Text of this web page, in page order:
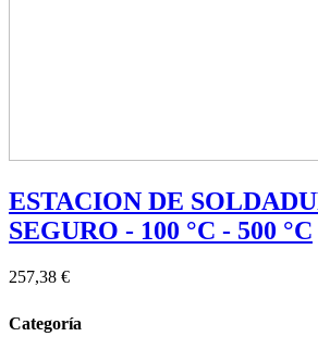
ESTACION DE
SEGURO - 100 °C - 500 °C
257,38 €
Categoría